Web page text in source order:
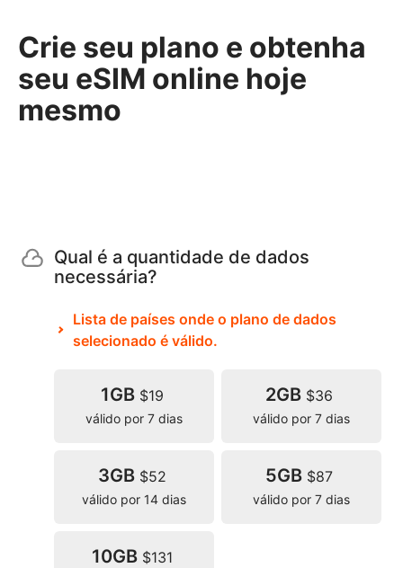
Crie seu plano e obtenha
seu eSIM online hoje
mesmo
Qual é a quantidade de dados
necessária?
Lista de países onde o plano de dados
selecionado é válido.
1GB $19
válido por 7 dias
2GB $36
válido por 7 dias
3GB $52
válido por 14 dias
5GB $87
válido por 7 dias
10GB $131